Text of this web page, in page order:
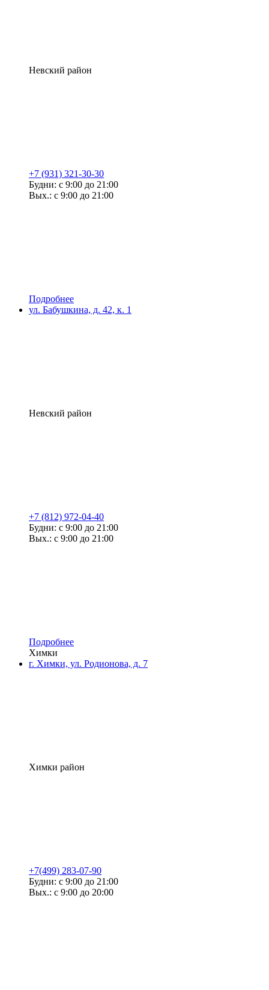
Невский район
+7 (931) 321-30-30
Будни: с 9:00 до 21:00
Вых.: с 9:00 до 21:00
Подробнее
ул. Бабушкина, д. 42, к. 1
Невский район
+7 (812) 972-04-40
Будни: с 9:00 до 21:00
Вых.: с 9:00 до 21:00
Подробнее
Химки
г. Химки, ул. Родионова, д. 7
Химки район
+7(499) 283-07-90
Будни: с 9:00 до 21:00
Вых.: с 9:00 до 20:00